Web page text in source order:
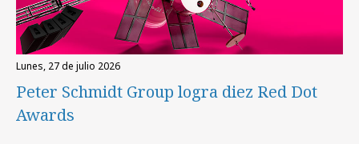
lunes, 27 de julio 2026
Peter Schmidt Group logra diez Red Dot
Awards